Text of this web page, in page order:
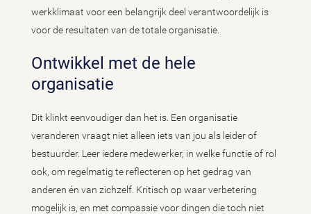
werkklimaat voor een belangrijk deel verantwoordelijk is
voor de resultaten van de totale organisatie.
Ontwikkel met de hele
organisatie
Dit klinkt eenvoudiger dan het is. Een organisatie
veranderen vraagt niet alleen iets van jou als leider of
bestuurder. Leer iedere medewerker, in welke functie of rol
ook, om regelmatig te reflecteren op het gedrag van
anderen én van zichzelf. Kritisch op waar verbetering
mogelijk is, en met compassie voor dingen die toch niet